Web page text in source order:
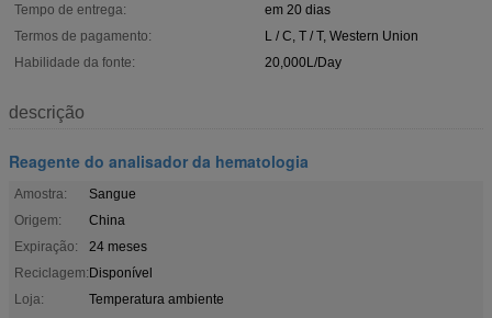
Tempo de entrega:
em 20 dias
Termos de pagamento:
L / C, T / T, Western Union
Habilidade da fonte:
20,000L/Day
descrição
Reagente do analisador da hematologia
Amostra:
Sangue
Origem:
China
Expiração:
24 meses
Reciclagem:Disponível
Loja:
Temperatura ambiente